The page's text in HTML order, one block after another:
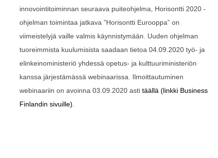
innovointitoiminnan seuraava puiteohjelma, Horisontti 2020 -
ohjelman toimintaa jatkava ”Horisontti Eurooppa” on
viimeistelyjä vaille valmis käynnistymään. Uuden ohjelman
tuoreimmista kuulumisista saadaan tietoa 04.09.2020 työ- ja
elinkeinoministeriö yhdessä opetus- ja kulttuuriministeriön
kanssa järjestämässä webinaarissa. Ilmoittautuminen
webinaariin on avoinna 03.09.2020 asti täällä (linkki Business
Finlandin sivuille).